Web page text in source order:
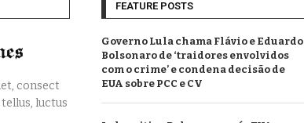
consect
luctus
FEATURE POSTS
Governo Lula chama Flávio e Eduardo
Bolsonaro de ‘traidores envolvidos
com o crime’ e condena decisão de
EUA sobre PCC e CV